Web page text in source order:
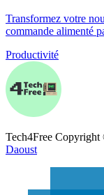
Transformez votre
commande alimenté
Productivité
Tech4Free Copyright
Daoust